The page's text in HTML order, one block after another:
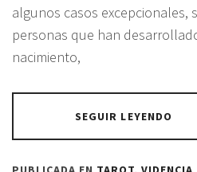
algunos casos excepcionales,
personas que han
nacimiento,
SEGUIR LEYENDO